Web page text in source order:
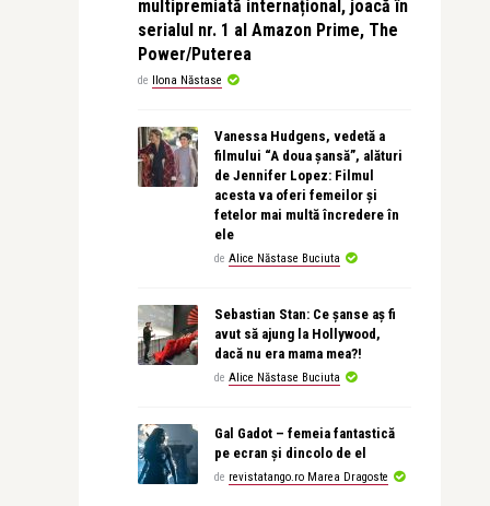
multipremiată internațional, joacă în
serialul nr. 1 al Amazon Prime, The
Power/Puterea
de Ilona Năstase
Vanessa Hudgens, vedetă a
filmului “A doua șansă”, alături
de Jennifer Lopez: Filmul
acesta va oferi femeilor și
fetelor mai multă încredere în
ele
de Alice Năstase Buciuta
Sebastian Stan: Ce șanse aș fi
avut să ajung la Hollywood,
dacă nu era mama mea?!
de Alice Năstase Buciuta
Gal Gadot – femeia fantastică
pe ecran și dincolo de el
de revistatango.ro Marea Dragoste